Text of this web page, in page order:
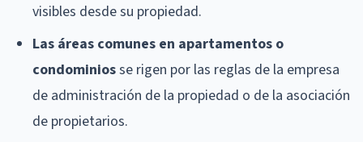
visibles desde su propiedad.
Las áreas comunes en apartamentos o
condominiosse rigen por las reglas de la empresa
de administración de la propiedad o de la asociación
de propietarios.